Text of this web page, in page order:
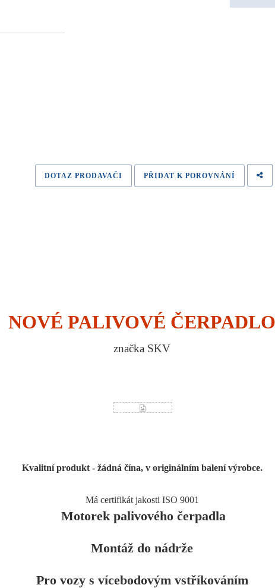
DOTAZ PRODAVAČI PŘIDAT K POROVNÁNÍ
NOVÉ PALIVOVÉ ČERPADLO
značka SKV
Kvalitní produkt - žádná čína, v originálním balení výrobce.
Má certifikát jakosti ISO 9001
Motorek palivového čerpadla
Montáž do nádrže
Pro vozy s vícebodovým vstříkováním